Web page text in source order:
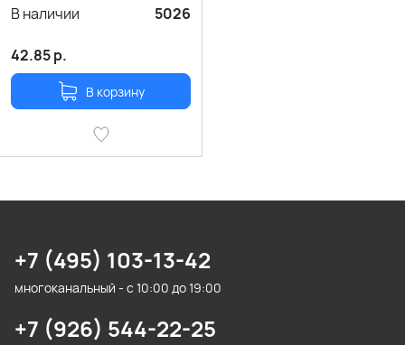
В наличии
5026
42.85р.
В корзину
+7 (495) 103-13-42
многоканальный - с 10:00 до 19:00
+7 (926) 544-22-25